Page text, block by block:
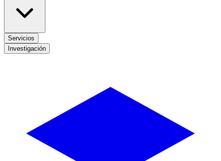
Servicios
Investigación